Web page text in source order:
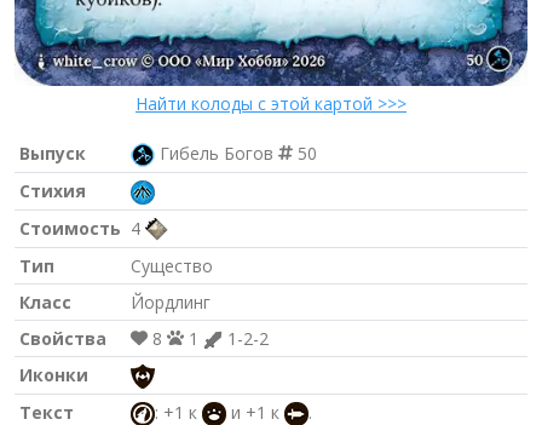
Найти колоды с этой картой >>>
Выпуск Гибель Богов
50
Стихия
Стоимость 4
Тип
Существо
Класс
Йордлинг
Свойства
8 1
1-2-2
Иконки
Текст
: +1 к и +1 к
.